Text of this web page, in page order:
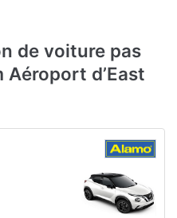
de voiture pas
d’East